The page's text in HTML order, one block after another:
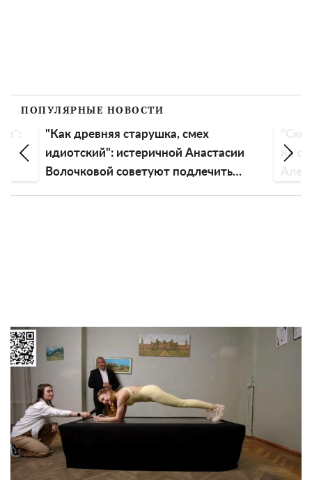
ПОПУЛЯРНЫЕ НОВОСТИ
"Как древняя старушка, смех
идиотский": истеричной Анастасии
Волочковой советуют подлечить
на